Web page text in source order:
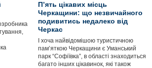
П’ять цікавих місць
Черкащини: що незвичайного
подивитись недалеко від
Черкас
І хоча найвідомішою туристичною
пам’яткою Черкащини є Уманський
парк “Софіївка”, в області знаходиться
багато інших цікавинок, які також